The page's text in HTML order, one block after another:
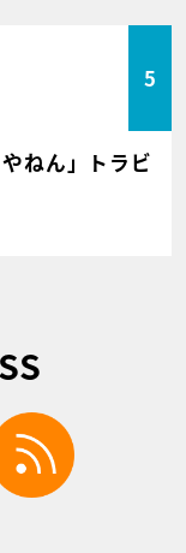
5
ねん」トラビ